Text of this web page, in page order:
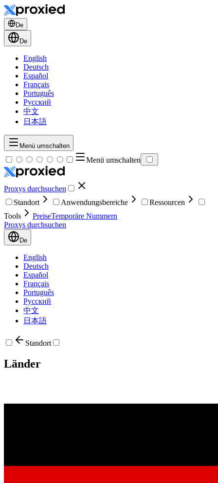
De
De
English
Deutsch
Español
Français
Português
Русский
中文
日本語
Menü umschalten
Menü umschalten
Proxys durchsuchen
Standort
Anwendungsbereiche
Ressourcen
Tools
PreiseTemporäre Nummern
Proxys durchsuchen
De
English
Deutsch
Español
Français
Português
Русский
中文
日本語
Standort
Länder